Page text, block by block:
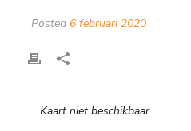
Posted 6 februari 2020
Kaart niet beschikbaar